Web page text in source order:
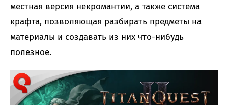
местная версия некромантии, а также система
крафта, позволяющая разбирать предметы на
материалы и создавать из них что-нибудь
полезное.